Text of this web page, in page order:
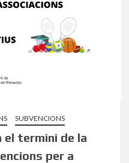
SUBVENCIONS
el termini de la
per a